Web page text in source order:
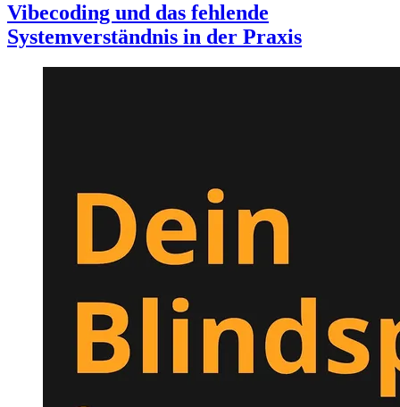
Vibecoding und das fehlende
Systemverständnis in der Praxis